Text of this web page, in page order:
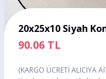
20x25x10 Siyah
90.06 TL
(KARGO ÜCRETİ ALICIYA